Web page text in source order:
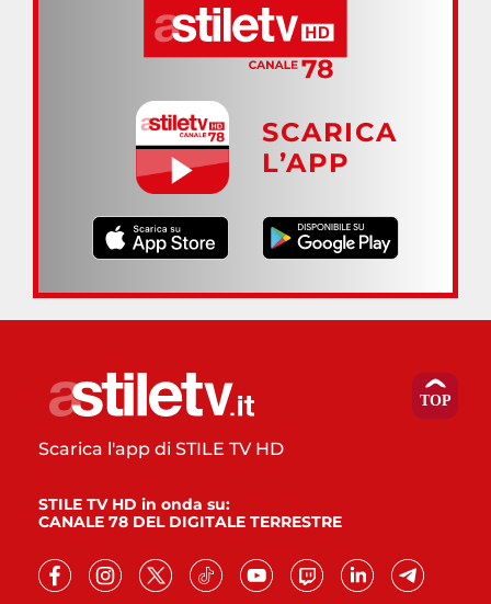
SCARICA
L’APP
Scarica l'app di STILE TV HD
STILE TV HD in onda su:
CANALE 78 DEL DIGITALE TERRESTRE